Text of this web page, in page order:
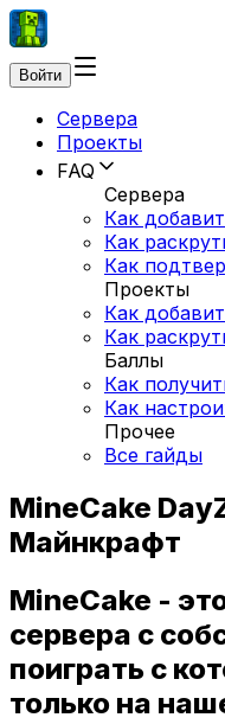
Войти
Сервера
Проекты
FAQ
Сервера
Как
Как
Как
Проекты
Как
Как
Баллы
Как
Как
Прочее
Все гайды
MineCake
Майнкрафт
MineCake -
сервера с
поиграть с
только на